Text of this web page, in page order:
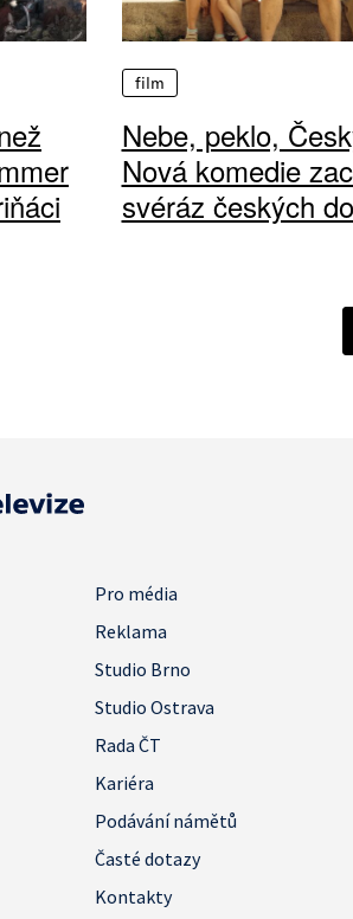
film
Nebe, peklo,
Nová komedie
svéráz českých
Pro média
Reklama
Studio Brno
Studio Ostrava
Rada ČT
Kariéra
Podávání námětů
Časté dotazy
Kontakty